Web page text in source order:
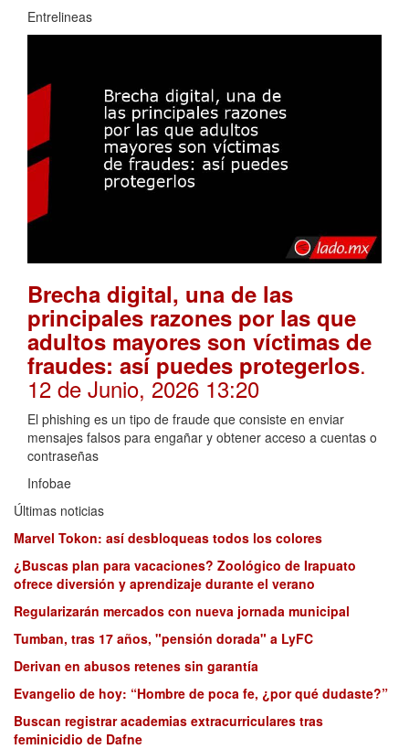
Entrelineas
Brecha digital, una de las
principales razones por las que
adultos mayores son víctimas de
fraudes: así puedes protegerlos.
12 de Junio, 2026 13:20
El phishing es un tipo de fraude que consiste en enviar
mensajes falsos para engañar y obtener acceso a cuentas o
contraseñas
Infobae
Últimas noticias
Marvel Tokon: así desbloqueas todos los colores
¿Buscas plan para vacaciones? Zoológico de Irapuato
ofrece diversión y aprendizaje durante el verano
Regularizarán mercados con nueva jornada municipal
Tumban, tras 17 años, "pensión dorada" a LyFC
Derivan en abusos retenes sin garantía
Evangelio de hoy: “Hombre de poca fe, ¿por qué dudaste?”
Buscan registrar academias extracurriculares tras
feminicidio de Dafne